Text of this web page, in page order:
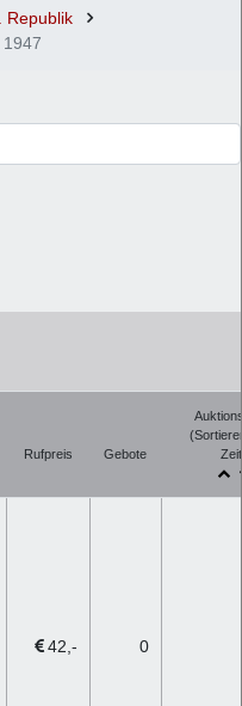
Republik
Rufpreis Gebote
42 0